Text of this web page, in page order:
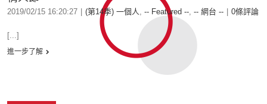
2019/02/15 16:20:27 (第14季) 一個人, -- Featured --, -- 網台 -- 0條評論
[...]
進一步了解